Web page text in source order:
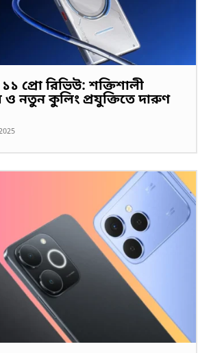
প্রো রিভিউ: শক্তিশালী
ও নতুন কুলিং প্রযুক্তিতে দারুণ